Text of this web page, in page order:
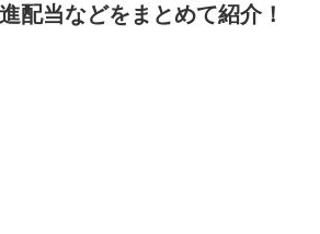
配当などをまとめて紹介！